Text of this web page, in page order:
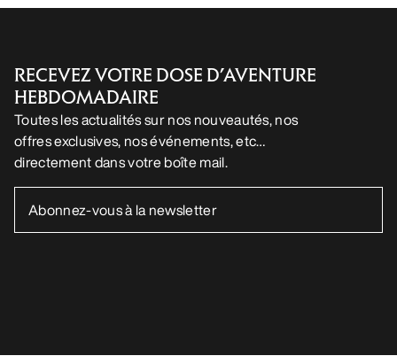
RECEVEZ VOTRE DOSE D’AVENTURE
HEBDOMADAIRE
Toutes les actualités sur nos nouveautés, nos
offres exclusives, nos événements, etc…
directement dans votre boîte mail.